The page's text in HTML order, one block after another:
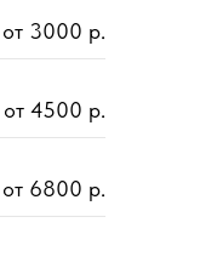
от 3000 р.
от 4500 р.
от 6800 р.